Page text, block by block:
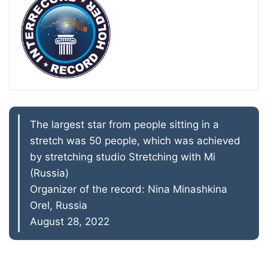
The largest star from people sitting in a
stretch was 50 people, which was achieved
by stretching studio Stretching with Mi
(Russia)
Organizer of the record: Nina Minashkina
Orel, Russia
August 28, 2022